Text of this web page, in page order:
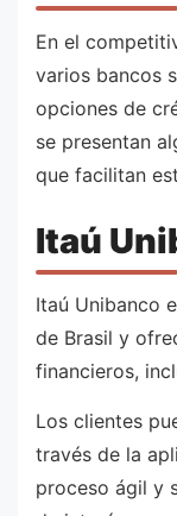
En el
varios bancos
opciones de
se presentan
que facilitan
Itaú
Itaú Unibanco
de Brasil y
financieros,
Los clientes
través de la
proceso ágil y